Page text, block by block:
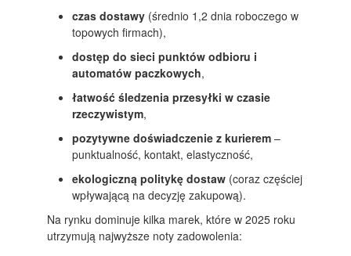
czas dostawy (średnio 1,2 dnia roboczego w
topowych firmach),
dostęp do sieci punktów odbioru i
automatów paczkowych,
łatwość śledzenia przesyłki w czasie
rzeczywistym,
pozytywne doświadczenie z kurierem –
punktualność, kontakt, elastyczność,
ekologiczną politykę dostaw (coraz częściej
wpływającą na decyzję zakupową).
Na rynku dominuje kilka marek, które w 2025 roku
utrzymują najwyższe noty zadowolenia: